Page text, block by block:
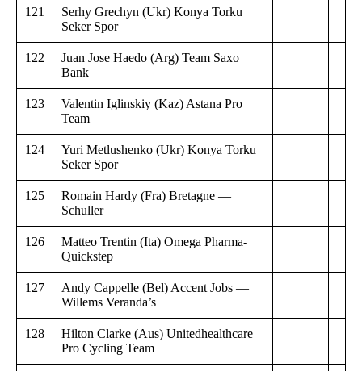
121
Serhy Grechyn (Ukr) Konya Torku
Seker Spor
122
Juan Jose Haedo (Arg) Team Saxo
Bank
123
Valentin Iglinskiy (Kaz) Astana Pro
Team
124
Yuri Metlushenko (Ukr) Konya Torku
Seker Spor
125
Romain Hardy (Fra) Bretagne —
Schuller
126
Matteo Trentin (Ita) Omega Pharma-
Quickstep
127
Andy Cappelle (Bel) Accent Jobs —
Willems Veranda’s
128
Hilton Clarke (Aus) Unitedhealthcare
Pro Cycling Team